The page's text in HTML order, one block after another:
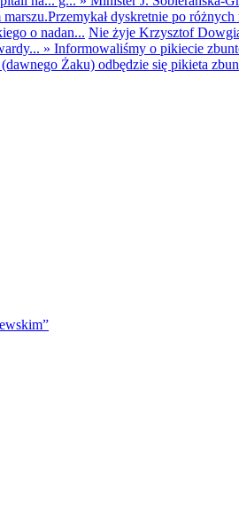
dyskretnie po
o nadan... Nie żyje Krzysztof
» Informowaliśmy o pikiecie
Żaku) odbędzie się pikieta